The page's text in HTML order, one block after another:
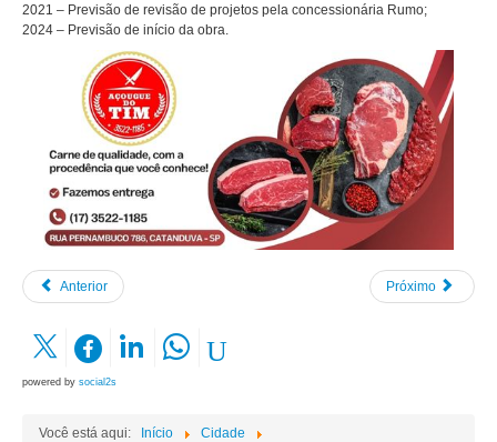
2021 – Previsão de revisão de projetos pela concessionária Rumo;
2024 – Previsão de início da obra.
Anterior Próximo
powered by social2s
Você está aqui: Início
Cidade